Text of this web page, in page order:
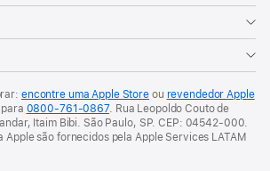
encontre uma Apple Store ou revendedor Apple
0800-761-0867. Rua Leopoldo Couto de
Itaim Bibi. São Paulo, SP. CEP: 04542-000.
Apple são fornecidos pela Apple Services LATAM